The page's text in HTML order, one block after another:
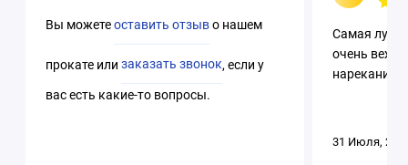
Вы можетеоставить отзыво нашем
прокате илизаказать звонок, если у
вас есть какие-то вопросы.
Самая
очень
нареканий.
31 Июля,